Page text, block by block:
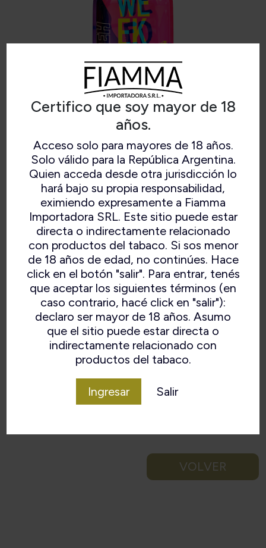
Certifico que soy mayor de 18
años.
Acceso solo para mayores de 18 años.
Solo válido para la República Argentina.
Quien acceda desde otra jurisdicción lo
hará bajo su propia responsabilidad,
eximiendo expresamente a Fiamma
Importadora SRL. Este sitio puede estar
directa o indirectamente relacionado
con productos del tabaco. Si sos menor
de 18 años de edad, no continúes. Hace
click en el botón "salir". Para entrar, tenés
que aceptar los siguientes términos (en
caso contrario, hacé click en "salir"):
declaro ser mayor de 18 años. Asumo
que el sitio puede estar directa o
indirectamente relacionado con
productos del tabaco.
Ingresar Salir
GIZEH BANDEJA MEDIUM 420
Caja x 6 und.
VOLVER